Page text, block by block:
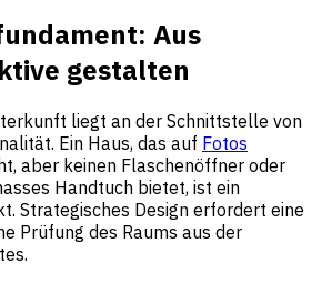
Aus
gestalten
liegt an der Schnittstelle von
Ein Haus, das auf Fotos
aber keinen Flaschenöffner oder
Handtuch bietet, ist ein
Strategisches Design erfordert eine
Prüfung des Raums aus der